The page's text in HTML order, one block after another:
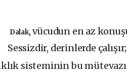
Dalak, vücudun en az
Sessizdir, derinlerde
sisteminin bu